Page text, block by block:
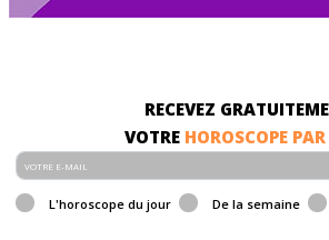
RECEVEZ
VOTRE HOROSCOPE
L'horoscope du jour De la semaine